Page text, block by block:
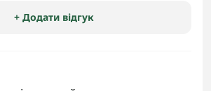
+ Додати відгук